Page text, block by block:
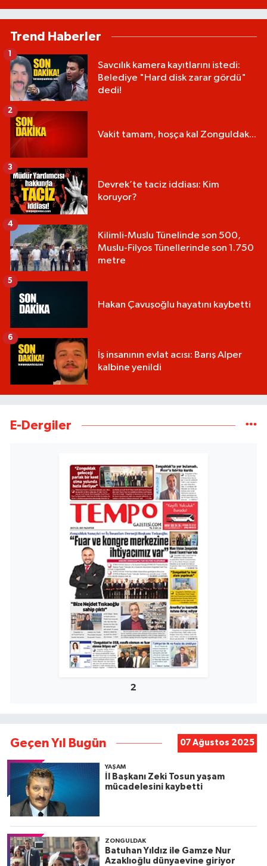
Trend Haberler
Savcılık kamera kayıtlarını istedi:
Belediye "Hard disk zarar gördü"
dedi!
Vakit tamam, hoşça kal Zonguldak...
2
Devrek’te taciz iddiası: Kim
koruyor?
3
Kilimli-Muslu Tünelinde son 500,
Muslu-Filyos Tünellerinde son 1.750
metre
4
Hakan Çavuşoğlu hayatını kaybetti
5
İş insanının evlat acısı: Barış Alper
kalbine yenildi
6
E-Dergiler
2
Geçen Yıl Bugün 07 Ağustos 2025
YAŞAM
İl Başkanı Zeki Tosun yaşam
mücadelesini kaybetti
ZONGULDAK
Batuhan Yıldız ile Gamze Nur
Azaklıoğlu dünyaevine giriyor